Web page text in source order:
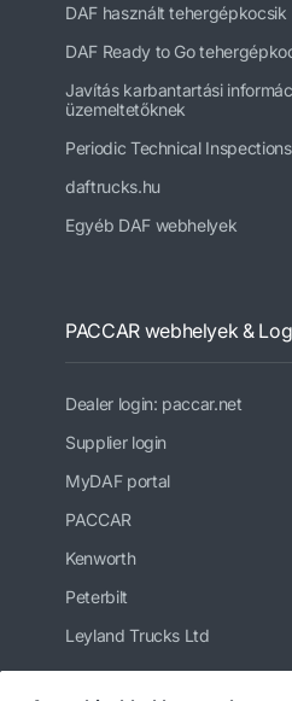
DAF használt tehergépkocsik
DAF Ready to Go
Javítás karbantartási
üzemeltetőknek
Periodic Technical
daftrucks.hu
Egyéb DAF webhelyek
PACCAR webhelyek &
Dealer login: paccar.net
Supplier login
MyDAF portal
PACCAR
Kenworth
Peterbilt
Leyland Trucks Ltd